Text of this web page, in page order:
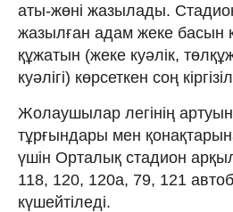
аты-жөні жазылады.
жазылған адам жеке басын
құжатын (жеке куәлік,
куәлігі) көрсеткен соң
Жолаушылар легінің
тұрғындары мен
үшін Орталық стадион
118, 120, 120а, 79, 121
күшейтіледі.